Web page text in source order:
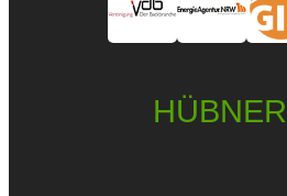
HÜBNER